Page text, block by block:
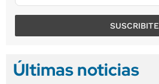
SUSCRIBITE
Últimas noticias